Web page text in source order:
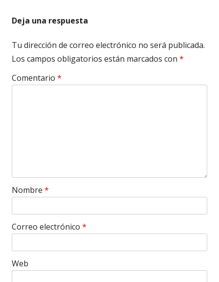
Deja una respuesta
Tu dirección de correo electrónico no será publicada.
Los campos obligatorios están marcados con *
Comentario *
Nombre *
Correo electrónico *
Web